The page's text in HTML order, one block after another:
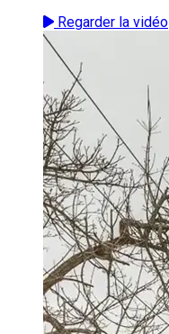
Regarder la vidéo